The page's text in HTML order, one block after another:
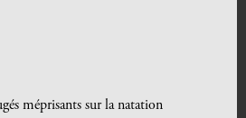
méprisants sur la natation